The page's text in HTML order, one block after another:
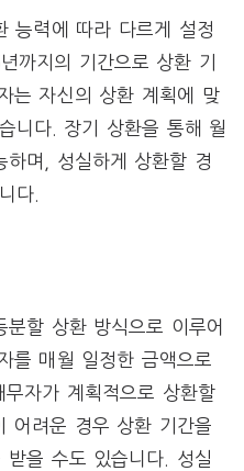
능력에 따라 다르게 설정
까지의 기간으로 상환 기
는 자신의 상환 계획에 맞
니다. 장기 상환을 통해 월
하며, 성실하게 상환할 경
다.
할 상환 방식으로 이루어
를 매월 일정한 금액으로
자가 계획적으로 상환할
어려운 경우 상환 기간을
받을 수도 있습니다. 성실